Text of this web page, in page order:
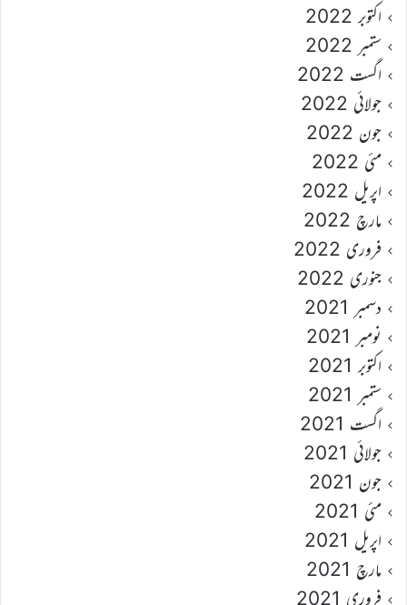
اکتوبر 2022
ستمبر 2022
اگست 2022
جولائی 2022
جون 2022
مئی 2022
اپریل 2022
مارچ 2022
فروری 2022
جنوری 2022
دسمبر 2021
نومبر 2021
اکتوبر 2021
ستمبر 2021
اگست 2021
جولائی 2021
جون 2021
مئی 2021
اپریل 2021
مارچ 2021
فروری 2021